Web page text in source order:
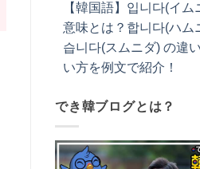
【韓国語】입니다(イム
意味とは？합니다(ハム
습니다(スムニダ) の違
い方を例文で紹介！
でき韓ブログとは？